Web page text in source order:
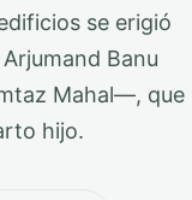
se erigió
Banu
Mahal—, que
hijo.